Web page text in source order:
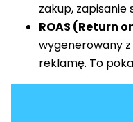
zakup,
ROAS (Return
wygenerowany z
reklamę. To